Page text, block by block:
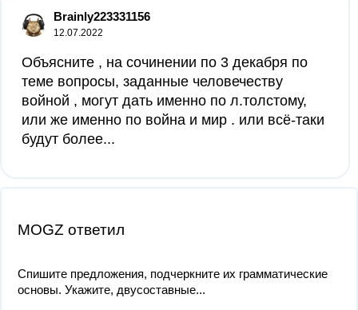
Brainly223331156
12.07.2022
Объясните , на сочинении по 3 декабря по
теме вопросы, заданные человечеству
войной , могут дать именно по л.толстому,
или же именно по война и мир . или всё-таки
будут более...
MOGZ ответил
Спишите предложения, подчеркните их грамматические
основы. Укажите, двусоставные...